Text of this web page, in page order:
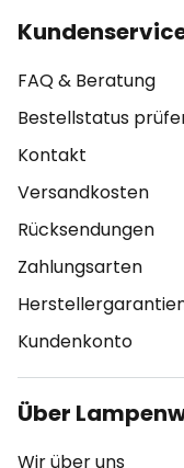
FAQ & Beratung
Bestellstatus
Kontakt
Versandkosten
Rücksendungen
Zahlungsarten
Kundenkonto
Über
Wir über uns